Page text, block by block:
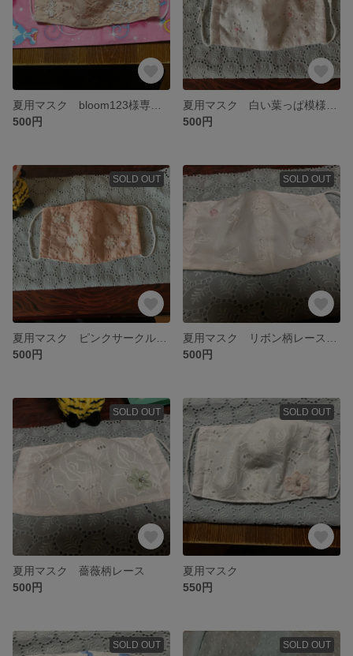
500円
500円
SOLD OUT
500円
SOLD OUT
500円
SOLD OUT
夏用マスク 薔薇柄レース
500円
SOLD OUT
夏用マスク
550円
SOLD OUT SOLD OUT